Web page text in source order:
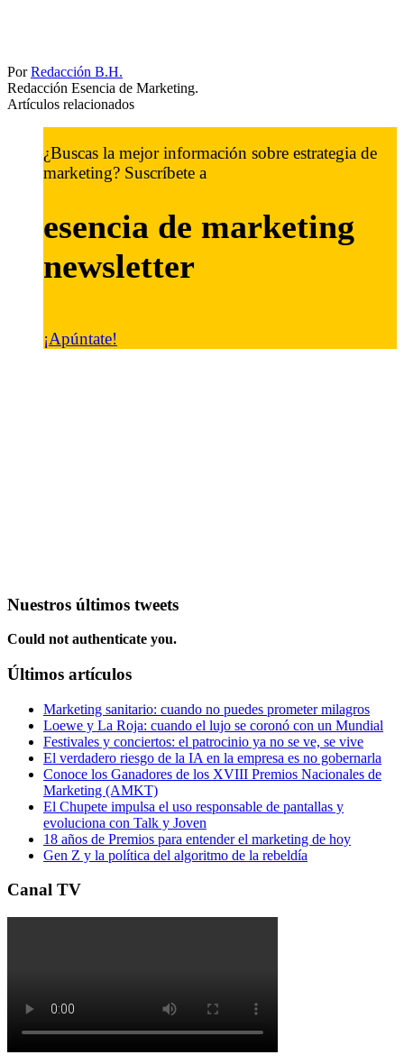
PorRedacción B.H.
Redacción Esencia de Marketing.
Artículos relacionados
¿Buscas la mejor información sobre estrategia de
marketing? Suscríbete a
esencia de marketing
newsletter
¡Apúntate!
Nuestros últimos tweets
Could not authenticate you.
Últimos artículos
Marketing sanitario: cuando no puedes prometer milagros
Loewe y La Roja: cuando el lujo se coronó con un Mundial
Festivales y conciertos: el patrocinio ya no se ve, se vive
El verdadero riesgo de la IA en la empresa es no gobernarla
Conoce los Ganadores de los XVIII Premios Nacionales de
Marketing (AMKT)
El Chupete impulsa el uso responsable de pantallas y
evoluciona con Talk y Joven
18 años de Premios para entender el marketing de hoy
Gen Z y la política del algoritmo de la rebeldía
Canal TV